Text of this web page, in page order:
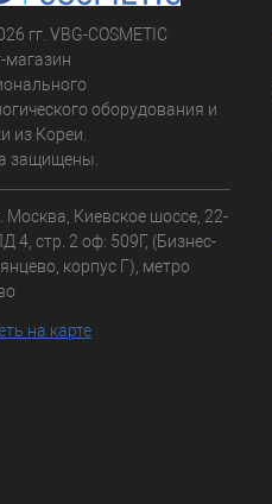
гг. VBG-COSMETIC
магазин
оборудования и
из Кореи.
защищены.
Москва, Киевское шоссе, 22-
4, стр. 2 оф: 509Г, (Бизнес-
корпус Г), метро
на карте